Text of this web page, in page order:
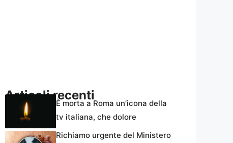
Articoli recenti
È morta a Roma un’icona della
tv italiana, che dolore
Richiamo urgente del Ministero